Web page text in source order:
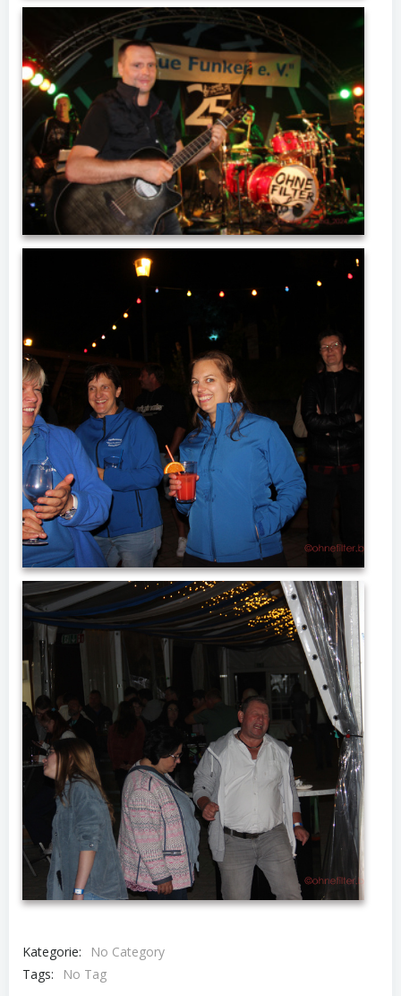
Kategorie:
No Category
Tags:
No Tag